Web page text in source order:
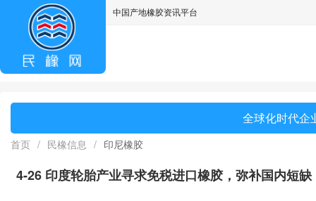
中国产地橡胶资讯平台
全球化时代企
首页 / 民橡信息 / 印尼橡胶
4-26 印度轮胎产业寻求免税进口橡胶，弥补国内短缺